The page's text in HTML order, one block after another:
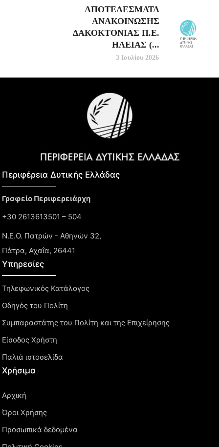
ΑΠΟΤΕΛΕΣΜΑΤΑ
ΑΝΑΚΟΙΝΩΣΗΣ
ΔΑΚΟΚΤΟΝΙΑΣ Π.Ε.
ΗΛΕΙΑΣ (...
3 Ιουλίου 2026
Περιφέρεια Δυτικής Ελλάδας​
Γραφείο Περιφερειάρχη
+30 2613613501 – 504
Ν.Ε.Ο. Πατρών - Αθηνών 32,
Πάτρα, Αχαΐα, 26441
Υπηρεσίες
Τηλεφωνικός Κατάλογος
Οδηγός του Πολίτη
Συμπαραστάτης του Πολίτη και της Επιχείρησης
Είσοδος Χρήστη
Παλιά ιστοσελίδα
Χρήσιμα
Αρχική
Όροι Χρήσης
Προσωπικά δεδομένα